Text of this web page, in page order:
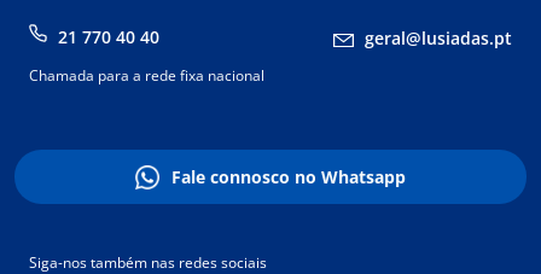
21 770 40 40 geral@lusiadas.pt
Chamada para a rede fixa nacional
Fale connosco no Whatsapp
Siga-nos também nas redes sociais